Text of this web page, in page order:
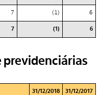
7 (1) 6
7 (1) 6
previdenciárias
31/12/2018 31/12/2017